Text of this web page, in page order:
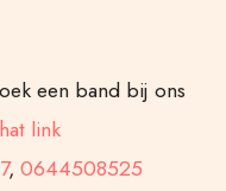
een band bij ons
link
, 0644508525